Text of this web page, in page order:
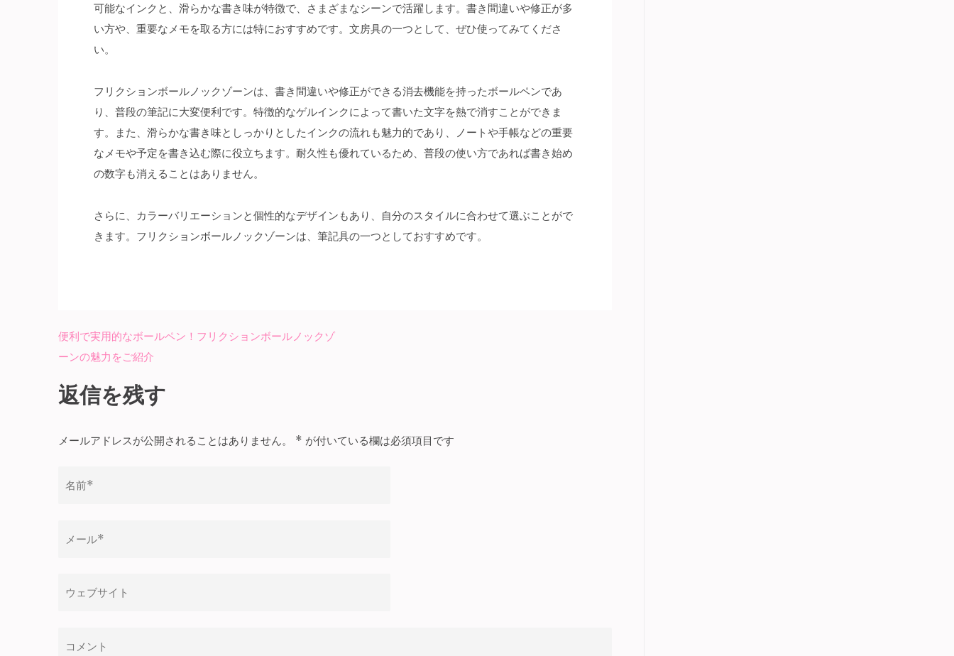
可能なインクと、滑らかな書き味が特徴で、さまざまなシーンで活躍します。書き間違いや修正が多
い方や、重要なメモを取る方には特におすすめです。文房具の一つとして、ぜひ使ってみてくださ
い。
フリクションボールノックゾーンは、書き間違いや修正ができる消去機能を持ったボールペンであ
り、普段の筆記に大変便利です。特徴的なゲルインクによって書いた文字を熱で消すことができま
す。また、滑らかな書き味としっかりとしたインクの流れも魅力的であり、ノートや手帳などの重要
なメモや予定を書き込む際に役立ちます。耐久性も優れているため、普段の使い方であれば書き始め
の数字も消えることはありません。
さらに、カラーバリエーションと個性的なデザインもあり、自分のスタイルに合わせて選ぶことがで
きます。フリクションボールノックゾーンは、筆記具の一つとしておすすめです。
投
ナ
ビ
ゲ
ー
ョ
便利で実用的なボールペン！フリクションボールノックゾ
ーンの魅力をご紹介
返信を残す
メールアドレスが公開されることはありません。 * が付いている欄は必須項目です